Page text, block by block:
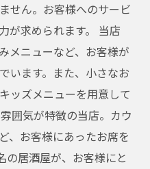
せん。お客様へのサービ
が求められます。 当店
メニューなど、お客様が
います。また、小さなお
ッズメニューを用意して
囲気が特徴の当店。カウ
、お客様にあったお席を
の居酒屋が、お客様にと